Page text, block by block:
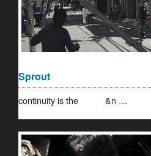
Sprout
continuity is the &n …